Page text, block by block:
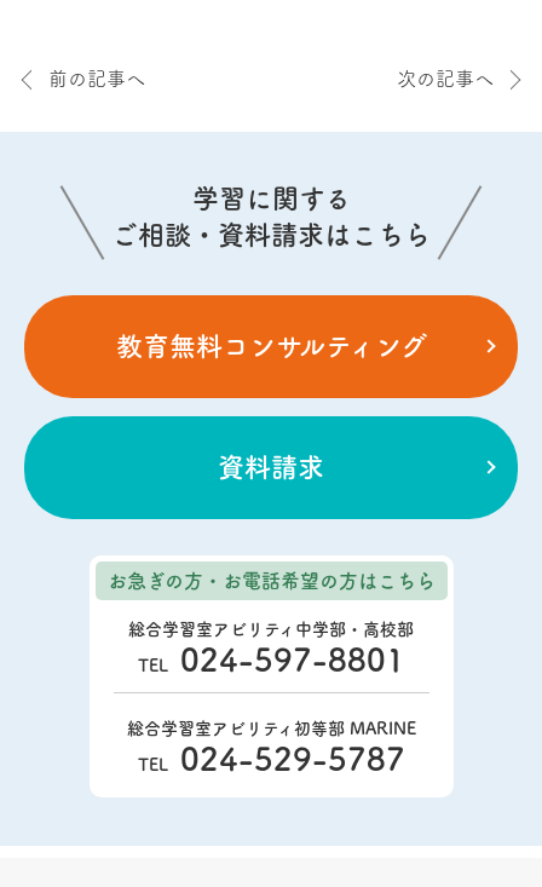
前の記事へ 次の記事へ
学習に関する
ご相談・資料請求はこちら
教育無料コンサルティング
資料請求
お急ぎの方・お電話希望の方はこちら
総合学習室アビリティ中学部・高校部
TEL 024-597-8801
総合学習室アビリティ初等部 MARINE
TEL 024-529-5787